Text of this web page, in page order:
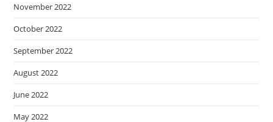
November 2022
October 2022
September 2022
August 2022
June 2022
May 2022